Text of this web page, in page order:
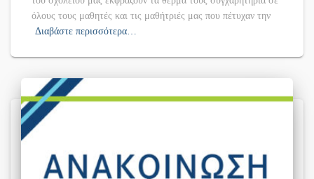
όλους τους μαθητές και τις μαθήτριές μας που πέτυχαν την
Διαβάστε περισσότερα…